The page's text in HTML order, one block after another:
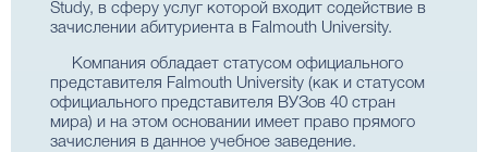
Study, в сферу услуг которой входит содействие в
зачислении абитуриента в Falmouth University.
Компания обладает статусом официального
представителя Falmouth University (как и статусом
официального представителя ВУЗов 40 стран
мира) и на этом основании имеет право прямого
зачисления в данное учебное заведение.